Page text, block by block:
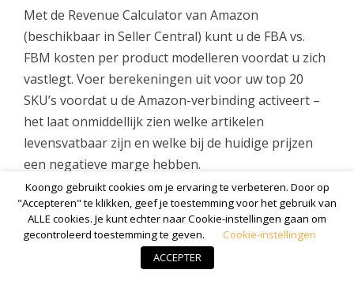
Met de Revenue Calculator van Amazon
(beschikbaar in Seller Central) kunt u de FBA vs.
FBM kosten per product modelleren voordat u zich
vastlegt. Voer berekeningen uit voor uw top 20
SKU’s voordat u de Amazon-verbinding activeert –
het laat onmiddellijk zien welke artikelen
levensvatbaar zijn en welke bij de huidige prijzen
een negatieve marge hebben.
Vergelijk Koongo-abonnementen om het juiste
niveau voor uw catalogusgrootte en bestelvolume
te vinden
Bekijk alle ondersteunde verkoopkanalen op
Koongo gebruikt cookies om je ervaring te verbeteren. Door op
"Accepteren" te klikken, geef je toestemming voor het gebruik van
ALLE cookies. Je kunt echter naar Cookie-instellingen gaan om
gecontroleerd toestemming te geven.
Cookie-instellingen
ACCEPTER